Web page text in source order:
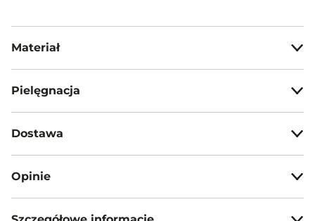
Materiał
Pielęgnacja
Nie wybielać, nie chlorować
Nie suszyć mechanicznie
Dostawa
Opinie